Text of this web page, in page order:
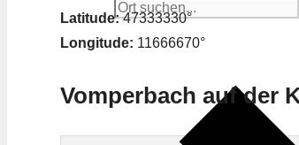
Latitude:47333330°
Longitude: 11666670°
Vomperbach auf der